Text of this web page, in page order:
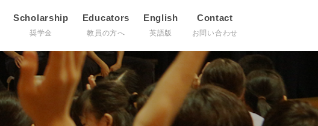
Scholarship
奨学金
Educators
教員の方へ
English
英語版
Contact
お問い合わせ